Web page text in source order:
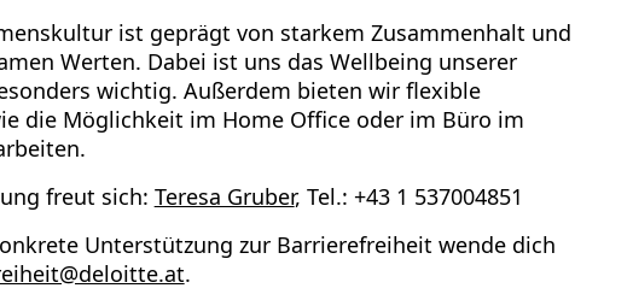
ist geprägt von starkem Zusammenhalt und
Werten. Dabei ist uns das Wellbeing unserer
wichtig. Außerdem bieten wir flexible
die Möglichkeit im Home Office oder im Büro im
freut sich: Teresa Gruber, Tel.: +43 1 537004851
Unterstützung zur Barrierefreiheit wende dich
.